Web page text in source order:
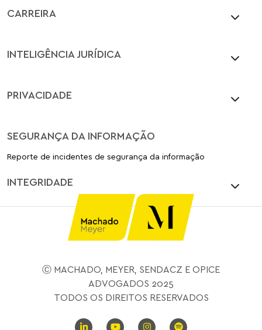
CARREIRA
INTELIGÊNCIA JURÍDICA
PRIVACIDADE
SEGURANÇA DA INFORMAÇÃO
Reporte de incidentes de segurança da informação
INTEGRIDADE
Ⓒ MACHADO, MEYER, SENDACZ E OPICE
ADVOGADOS 2025
TODOS OS DIREITOS RESERVADOS